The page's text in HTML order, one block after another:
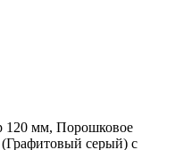
120 мм, Порошковое
серый) с